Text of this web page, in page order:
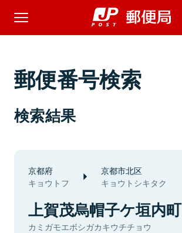
郵便番号検索
検索結果
京都府
キョウトフ
京都市北区
キョウトシキタク
上賀茂烏帽子ケ垣内町
カミガモエボシガカキウチチョウ